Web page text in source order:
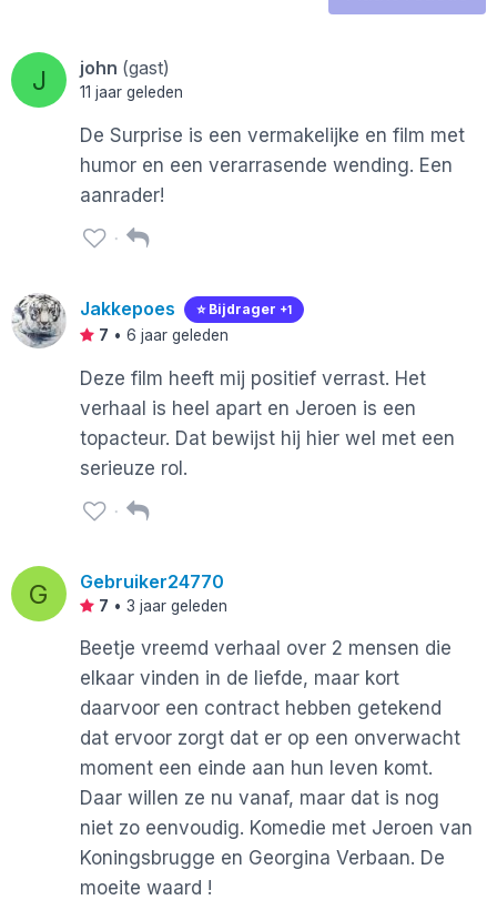
J john (gast)
11 jaar geleden
De Surprise is een vermakelijke en film met
humor en een verarrasende wending. Een
aanrader!
Jakkepoes ⭐️ Bijdrager +1
7 • 6 jaar geleden
Deze film heeft mij positief verrast. Het
verhaal is heel apart en Jeroen is een
topacteur. Dat bewijst hij hier wel met een
serieuze rol.
G Gebruiker24770
7 • 3 jaar geleden
Beetje vreemd verhaal over 2 mensen die
elkaar vinden in de liefde, maar kort
daarvoor een contract hebben getekend
dat ervoor zorgt dat er op een onverwacht
moment een einde aan hun leven komt.
Daar willen ze nu vanaf, maar dat is nog
niet zo eenvoudig. Komedie met Jeroen van
Koningsbrugge en Georgina Verbaan. De
moeite waard !